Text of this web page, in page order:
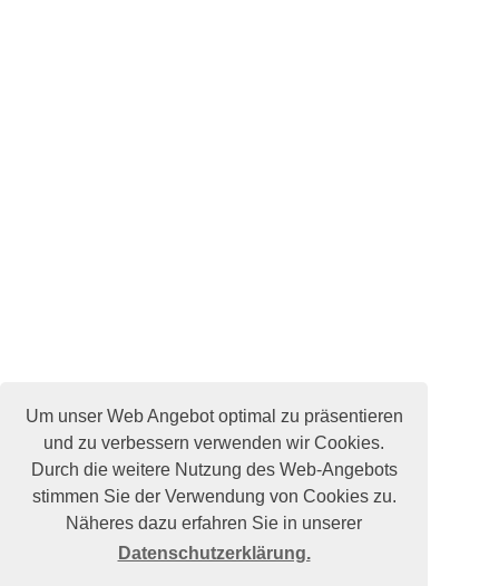
Um unser Web Angebot optimal zu präsentieren
und zu verbessern verwenden wir Cookies.
Durch die weitere Nutzung des Web-Angebots
stimmen Sie der Verwendung von Cookies zu.
Näheres dazu erfahren Sie in unserer
Datenschutzerklärung.